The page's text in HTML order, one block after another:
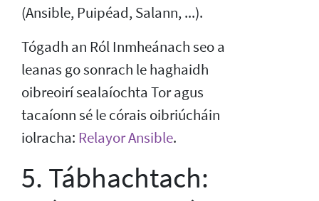
(Ansible, Puipéad, Salann, ...).
Tógadh an Ról Inmheánach seo a
leanas go sonrach le haghaidh
oibreoirí sealaíochta Tor agus
tacaíonn sé le córais oibriúcháin
iolracha: Relayor Ansible.
5. Tábhachtach: